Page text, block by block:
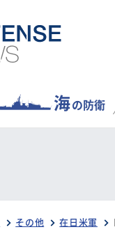
海の防衛
その他 在日米軍